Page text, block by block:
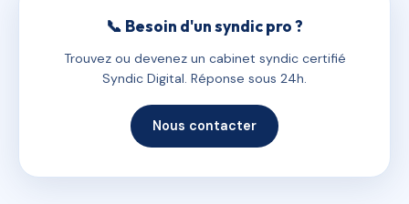
📞 Besoin d'un syndic pro ?
Trouvez ou devenez un cabinet syndic certifié
Syndic Digital. Réponse sous 24h.
Nous contacter